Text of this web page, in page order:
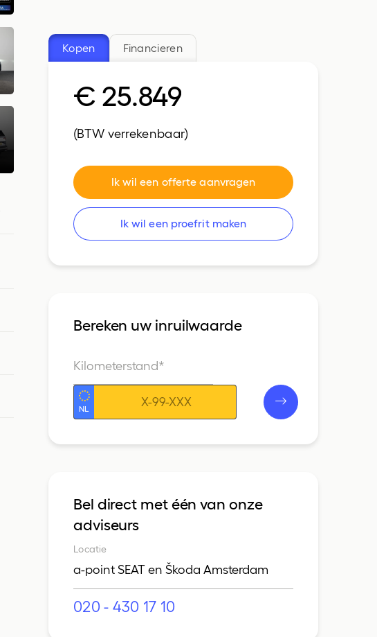
Kopen Financieren
€ 25.849
(BTW verrekenbaar)
Ik wil een offerte aanvragen
Ik wil een proefrit maken
Bereken uw inruilwaarde
Kilometerstand*
Kenteken
Bel direct met één van onze
adviseurs
Locatie
a-point SEAT en Škoda Amsterdam
020 - 430 17 10